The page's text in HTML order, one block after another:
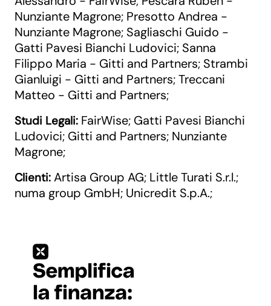
Nunziante Magrone; Presotto Andrea -
Nunziante Magrone; Sagliaschi Guido -
Gatti Pavesi Bianchi Ludovici; Sanna
Filippo Maria - Gitti and Partners; Strambi
Gianluigi - Gitti and Partners; Treccani
Matteo - Gitti and Partners;
Studi Legali: FairWise; Gatti Pavesi Bianchi
Ludovici; Gitti and Partners; Nunziante
Magrone;
Clienti: Artisa Group AG; Little Turati S.r.l.;
numa group GmbH; Unicredit S.p.A.;